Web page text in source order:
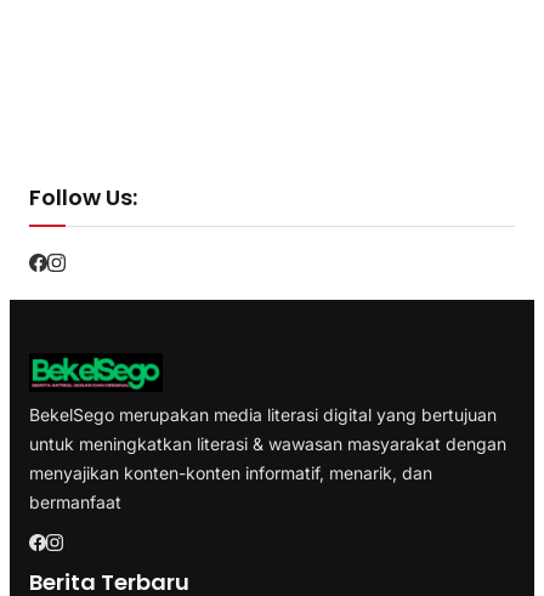
Follow Us:
BekelSego merupakan media literasi digital yang bertujuan
untuk meningkatkan literasi & wawasan masyarakat dengan
menyajikan konten-konten informatif, menarik, dan
bermanfaat
Berita Terbaru